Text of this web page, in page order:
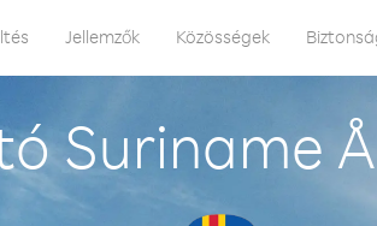
Jellemzők Közösségek
Suriname